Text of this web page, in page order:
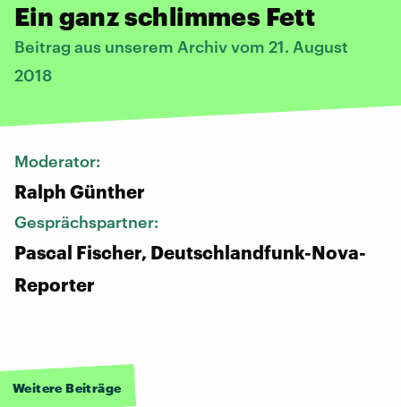
Ein ganz schlimmes Fett
Beitrag aus unserem Archiv vom 21. August
2018
Moderator:
Ralph Günther
Gesprächspartner:
Pascal Fischer, Deutschlandfunk-Nova-
Reporter
Weitere Beiträge